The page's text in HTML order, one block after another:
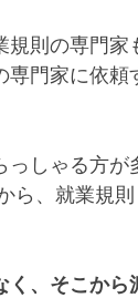
規則の専門家
専門家に依頼
っしゃる方が
ら、就業規則
く、そこから